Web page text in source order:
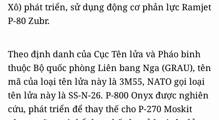
Xô) phát triển, sử dụng động cơ phản lực Ramjet
P-80 Zubr.
Theo định danh của Cục Tên lửa và Pháo binh
thuộc Bộ quốc phòng Liên bang Nga (GRAU), tên
mã của loại tên lửa này là 3M55, NATO gọi loại
tên lửa này là SS-N-26. P-800 Onyx được nghiên
cứu, phát triển để thay thế cho P-270 Moskit